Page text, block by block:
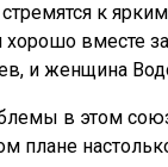
к
вместе за
и женщина
в этом
плане